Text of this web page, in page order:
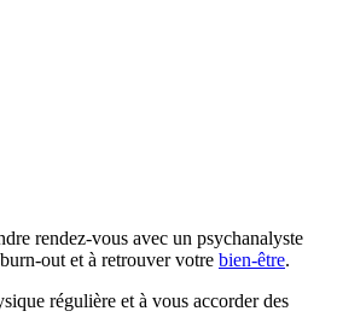
rendez-vous avec un psychanalyste
out et à retrouver votre bien-être.
régulière et à vous accorder des